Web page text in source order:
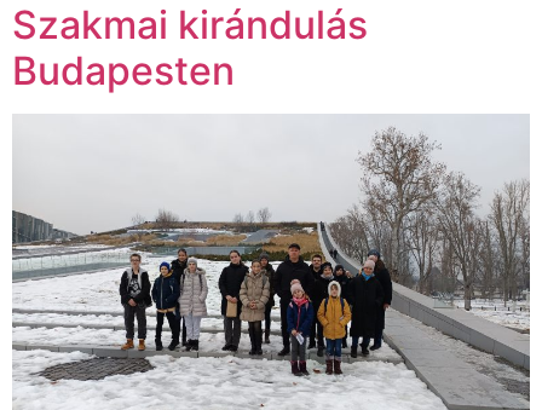
Szakmai kirándulás
Budapesten